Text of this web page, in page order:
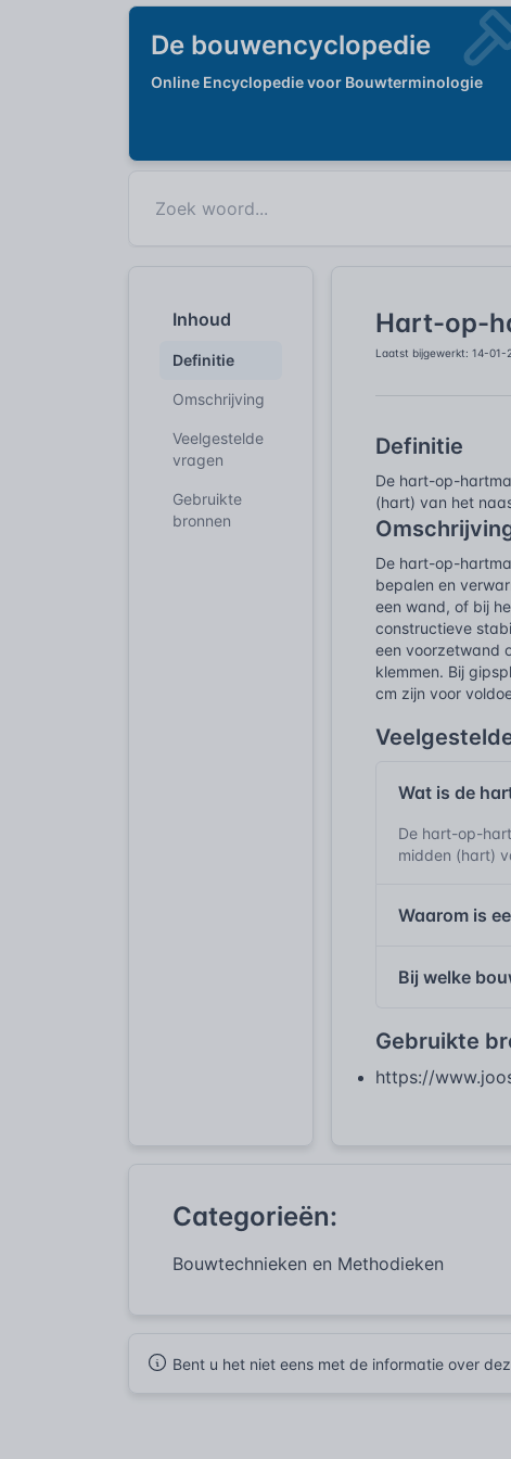
De bouwencyclopedie
Online Encyclopedie voor Bouwterminologie
Inhoud
Definitie
Omschrijving
Veelgestelde
vragen
Gebruikte
bronnen
Hart-op-
Laatst bijgewerkt: 14-01-
Definitie
De hart-op-
(hart) van het
De hart-op-
bepalen en
een wand, of bij
constructieve
een voorzetwand
klemmen. Bij
cm zijn voor
Wat is de
De hart-op-
midden (hart)
Waarom is
Bij welke
Gebruikte
https://
Categorieën:
Bouwtechnieken en Methodieken
Bent u het niet eens met de informatie over